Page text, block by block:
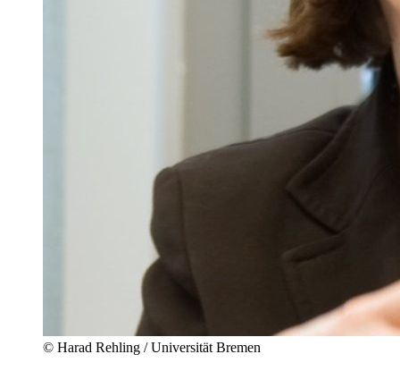
© Harad Rehling / Universität Bremen